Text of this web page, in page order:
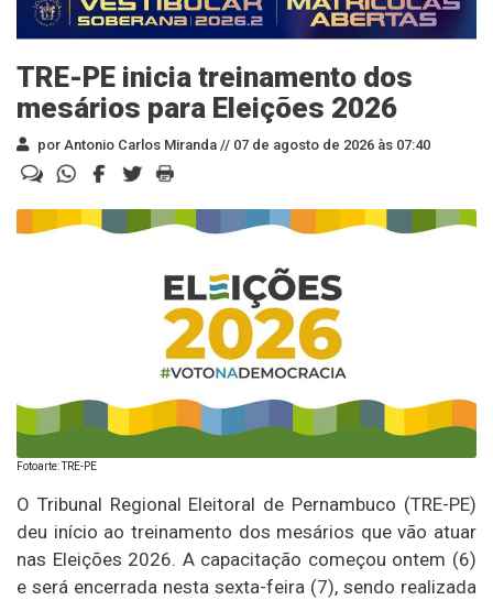
TRE-PE inicia treinamento dos
mesários para Eleições 2026
por Antonio Carlos Miranda // 07 de agosto de 2026 às 07:40
Fotoarte: TRE-PE
O Tribunal Regional Eleitoral de Pernambuco (TRE-PE)
deu início ao treinamento dos mesários que vão atuar
nas Eleições 2026. A capacitação começou ontem (6)
e será encerrada nesta sexta-feira (7), sendo realizada